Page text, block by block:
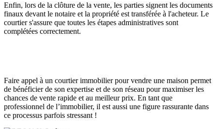
Enfin, lors de la clôture de la vente, les parties signent les documents
finaux devant le notaire et la propriété est transférée à l'acheteur. Le
courtier s'assure que toutes les étapes administratives sont
complétées correctement.
Faire appel à un courtier immobilier pour vendre une maison permet
de bénéficier de son expertise et de son réseau pour maximiser les
chances de vente rapide et au meilleur prix. En tant que
professionnel de l’immobilier, il est aussi une figure rassurante dans
ce processus parfois stressant !